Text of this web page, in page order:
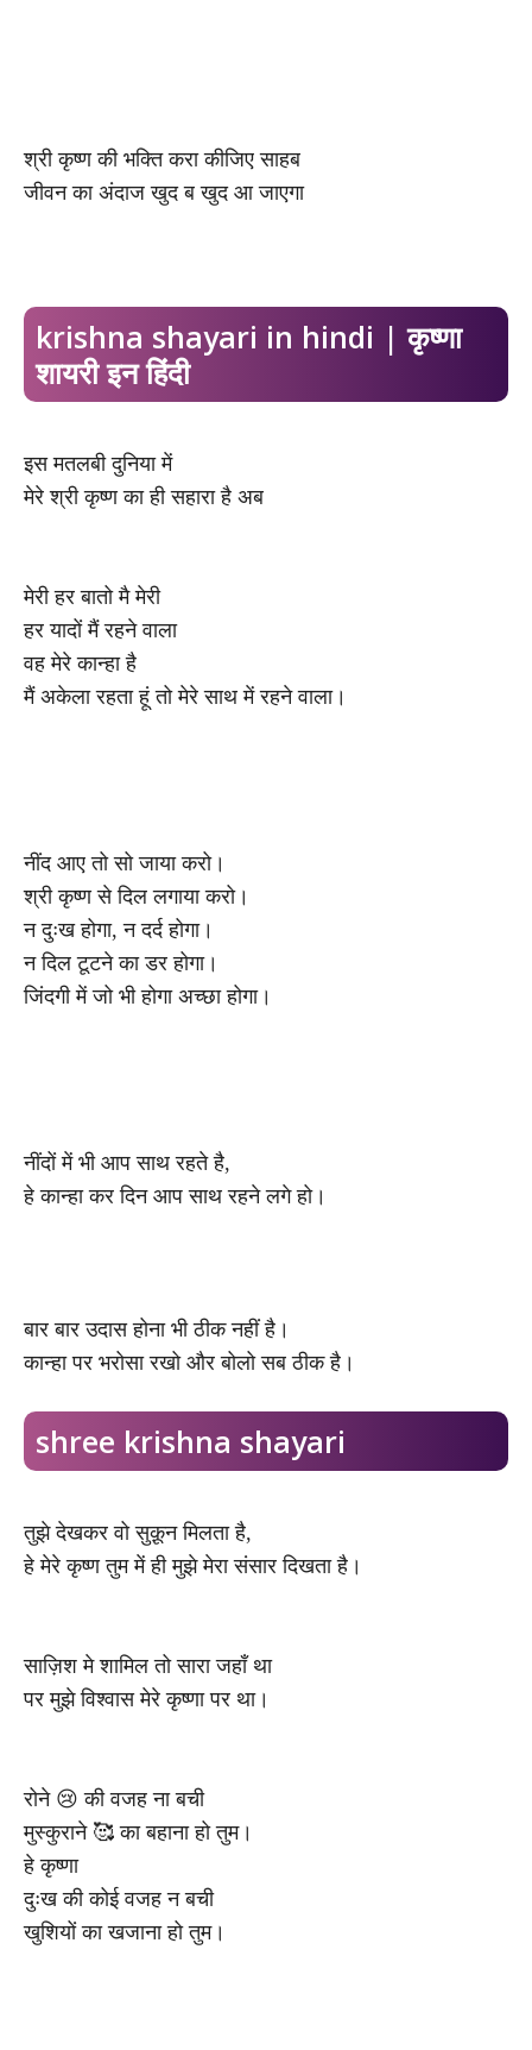
श्री कृष्ण की भक्ति करा कीजिए साहब
जीवन का अंदाज खुद ब खुद आ जाएगा
krishna shayari in hindi | कृष्णा
शायरी इन हिंदी
इस मतलबी दुनिया में
मेरे श्री कृष्ण का ही सहारा है अब
मेरी हर बातो मै मेरी
हर यादों मैं रहने वाला
वह मेरे कान्हा है
मैं अकेला रहता हूं तो मेरे साथ में रहने वाला।
नींद आए तो सो जाया करो।
श्री कृष्ण से दिल लगाया करो।
न दुःख होगा, न दर्द होगा।
न दिल टूटने का डर होगा।
जिंदगी में जो भी होगा अच्छा होगा।
नींदों में भी आप साथ रहते है,
हे कान्हा कर दिन आप साथ रहने लगे हो।
बार बार उदास होना भी ठीक नहीं है।
कान्हा पर भरोसा रखो और बोलो सब ठीक है।
shree krishna shayari
तुझे देखकर वो सुक़ून मिलता है,
हे मेरे कृष्ण तुम में ही मुझे मेरा संसार दिखता है।
साज़िश मे शामिल तो सारा जहाँ था
पर मुझे विश्वास मेरे कृष्णा पर था।
रोने 😢 की वजह ना बची
मुस्कुराने 🥰 का बहाना हो तुम।
हे कृष्णा
दुःख की कोई वजह न बची
खुशियों का खजाना हो तुम।